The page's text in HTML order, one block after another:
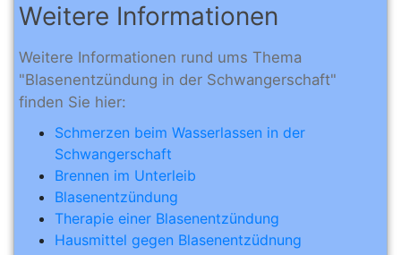
Weitere Informationen
Weitere Informationen rund ums Thema
"Blasenentzündung in der Schwangerschaft"
finden Sie hier:
Schmerzen beim Wasserlassen in der
Schwangerschaft
Brennen im Unterleib
Blasenentzündung
Therapie einer Blasenentzündung
Hausmittel gegen Blasenentzüdnung